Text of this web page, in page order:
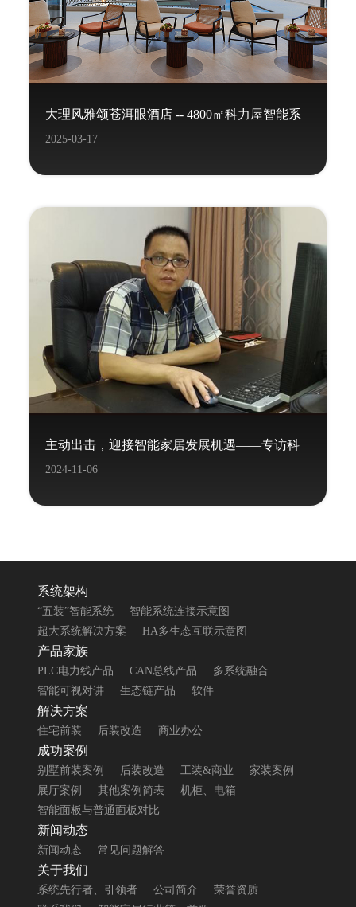
大理风雅颂苍洱眼酒店 -- 4800㎡科力屋智能系
2025-03-17
主动出击，迎接智能家居发展机遇——专访科
2024-11-06
系统架构
“五装”智能系统
智能系统连接示意图
超大系统解决方案
HA多生态互联示意图
产品家族
PLC电力线产品 CAN总线产品
多系统融合
智能可视对讲
生态链产品 软件
解决方案
住宅前装 后装改造 商业办公
成功案例
别墅前装案例 后装改造 工装&商业
家装案例
展厅案例
其他案例简表
机柜、电箱
智能面板与普通面板对比
新闻动态
新闻动态 常见问题解答
关于我们
系统先行者、引领者 公司简介
荣誉资质